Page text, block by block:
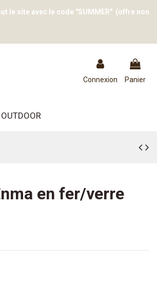
le site avec le code "SUMMER" (offre non
Connexion Panier
OUTDOOR
en fer/verre